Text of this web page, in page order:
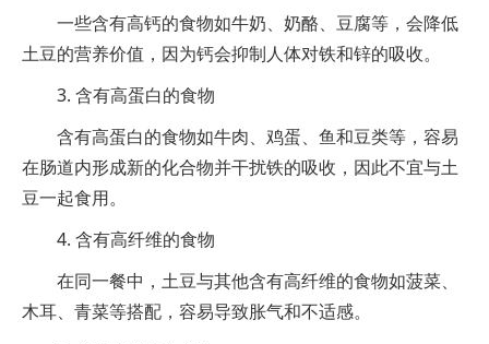
一些含有高钙的食物如牛奶、奶酪、豆腐等，会降低
土豆的营养价值，因为钙会抑制人体对铁和锌的吸收。
3. 含有高蛋白的食物
含有高蛋白的食物如牛肉、鸡蛋、鱼和豆类等，容易
在肠道内形成新的化合物并干扰铁的吸收，因此不宜与土
豆一起食用。
4. 含有高纤维的食物
在同一餐中，土豆与其他含有高纤维的食物如菠菜、
木耳、青菜等搭配，容易导致胀气和不适感。